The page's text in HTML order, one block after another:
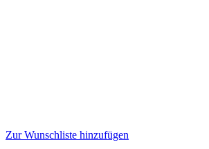
Zur Wunschliste hinzufügen